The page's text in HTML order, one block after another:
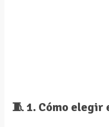
🧵 1. Cómo elegir